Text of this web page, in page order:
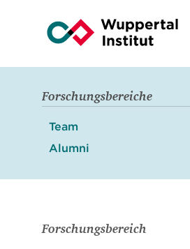
Forschungsbereiche
Team
Alumni
Forschungsbereich